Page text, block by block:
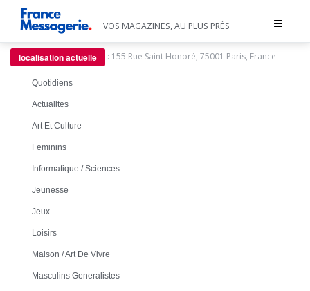
Toggle
VOS MAGAZINES, AU PLUS PRÈS
localisation actuelle : 155 Rue Saint Honoré, 75001 Paris, France
Quotidiens
Actualites
Art Et Culture
Feminins
Informatique / Sciences
Jeunesse
Jeux
Loisirs
Maison / Art De Vivre
Masculins Generalistes